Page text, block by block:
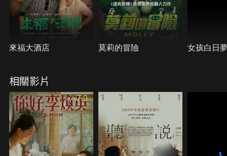
來福大酒店 莫莉的冒險 女孩白日
相關影片
7.0